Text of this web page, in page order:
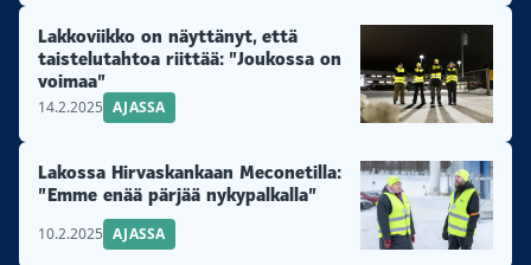
Lakkoviikko on näyttänyt, että
taistelutahtoa riittää: ”Joukossa on
voimaa”
14.2.2025 AJASSA
Lakossa Hirvaskankaan Meconetilla:
”Emme enää pärjää nykypalkalla”
10.2.2025 AJASSA